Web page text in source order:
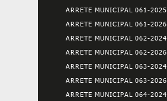
ARRETE MUNICIPAL 061-2025
ARRETE MUNICIPAL 061-2026
ARRETE MUNICIPAL 062-2024
ARRETE MUNICIPAL 062-2026
ARRETE MUNICIPAL 063-2024
ARRETE MUNICIPAL 063-2026
ARRETE MUNICIPAL 064-2024